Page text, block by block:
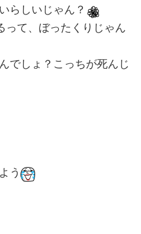
らしいじゃん？
って、ぼったくりじゃん
でしょ？こっちが死んじ
う